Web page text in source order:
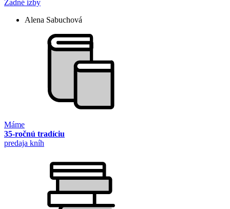
Zadné izby
Alena Sabuchová
Máme
35-ročnú tradíciu
predaja kníh